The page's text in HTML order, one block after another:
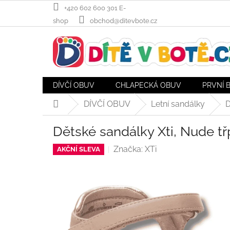
obsah
+420 602 600 301 E-
shop
obchod@ditevbote.cz
DÍVČÍ OBUV CHLAPECKÁ OBUV PRVNÍ
DomůDÍVČÍ OBUV Letní sandálky
Dětské sandálky Xti, Nude
AKČNÍ SLEVA Značka: XTi